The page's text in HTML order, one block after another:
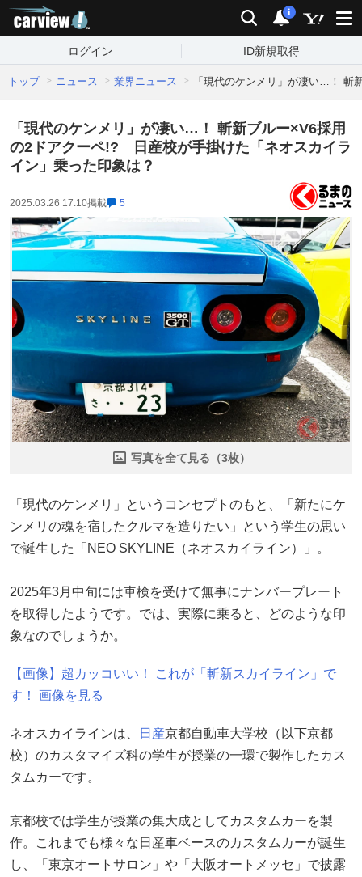
検索 通知
i
ログイン ID新規取得
トップ ニュース 業界ニュース 「現代のケンメリ」が凄い…！
「現代のケンメリ」が凄い…！ 斬新ブルー×V6採用
の2ドアクーペ!? 日産校が手掛けた「ネオスカイラ
イン」乗った印象は？
2025.03.26 17:10掲載 5
写真を全て見る（3枚）
「現代のケンメリ」というコンセプトのもと、「新たにケ
ンメリの魂を宿したクルマを造りたい」という学生の思い
で誕生した「NEO SKYLINE（ネオスカイライン）」。
2025年3月中旬には車検を受けて無事にナンバープレート
を取得したようです。では、実際に乗ると、どのような印
象なのでしょうか。
【画像】超カッコいい！ これが「斬新スカイライン」で
す！ 画像を見る
ネオスカイラインは、 日産京都自動車大学校（以下京都
校）のカスタマイズ科の学生が授業の一環で製作したカス
タムカーです。
京都校では学生が授業の集大成としてカスタムカーを製
作。これまでも様々な日産車ベースのカスタムカーが誕生
し、「東京オートサロン」や「大阪オートメッセ」で披露